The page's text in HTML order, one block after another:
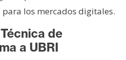
los mercados digitales.
de
a UBRI